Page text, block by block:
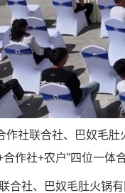
作社联合社、巴奴毛
合作社+农户”四位一体
合社、巴奴毛肚火锅